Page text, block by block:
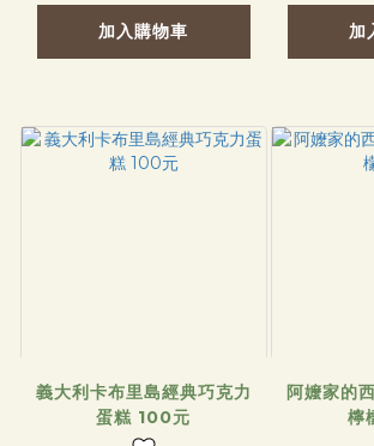
加入購物車 加
義大利卡布里島經典巧克力
蛋糕 100元
阿嬤家的
檸